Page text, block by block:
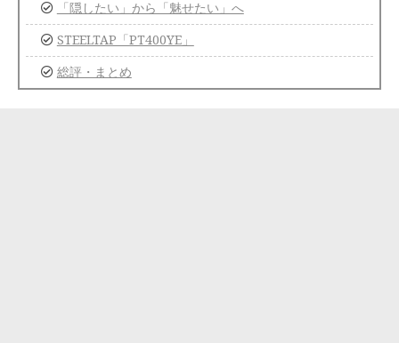
「隠したい」から「魅せたい」へ
STEELTAP「PT400YE」
総評・まとめ